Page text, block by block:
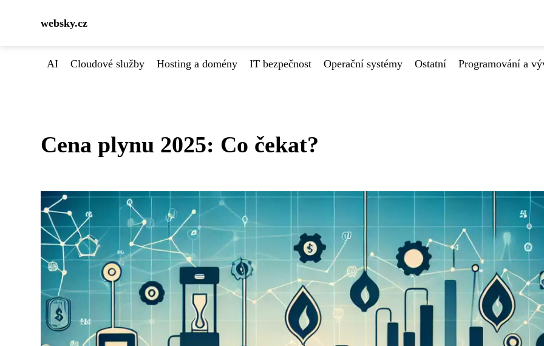
websky.cz
AI Cloudové služby Hosting a domény IT bezpečnost Operační systémy Ostatní Programování a
Cena plynu 2025: Co čekat?